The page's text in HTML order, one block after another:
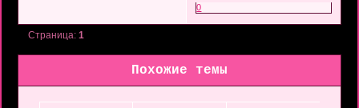
0
Страница: 1
Похожие темы